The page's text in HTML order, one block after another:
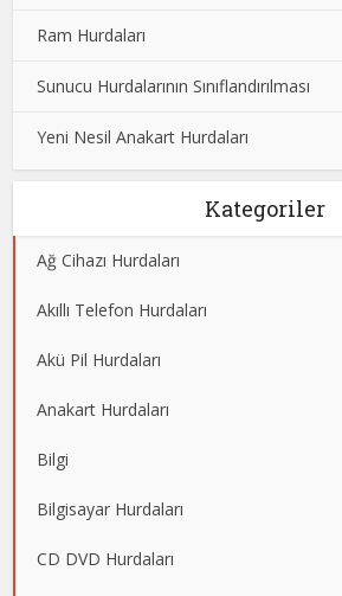
Ram Hurdaları
Sunucu Hurdalarının Sınıflandırılması
Yeni Nesil Anakart Hurdaları
Kategoriler
Ağ Cihazı Hurdaları
Akıllı Telefon Hurdaları
Akü Pil Hurdaları
Anakart Hurdaları
Bilgi
Bilgisayar Hurdaları
CD DVD Hurdaları